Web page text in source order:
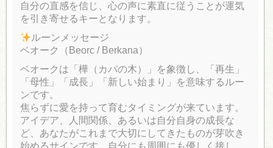
自分の直感を信じ、心の声に素直に従うことが運気
を引き寄せるキーとなります。
ルーンメッセージ
ベオーク（Beorc / Berkana）
ベオークは「樺（カバの木）」を象徴し、「再生」
「母性」「成長」「新しい始まり」を意味するルー
ンです。
焦らずに愛を持って育むタイミングが来ています。
アイデア、人間関係、あるいは自分自身の成長な
ど、あなたがこれまで大切にしてきたものが芽吹き
始めるサインです。自分にも周囲にも優しく接し、